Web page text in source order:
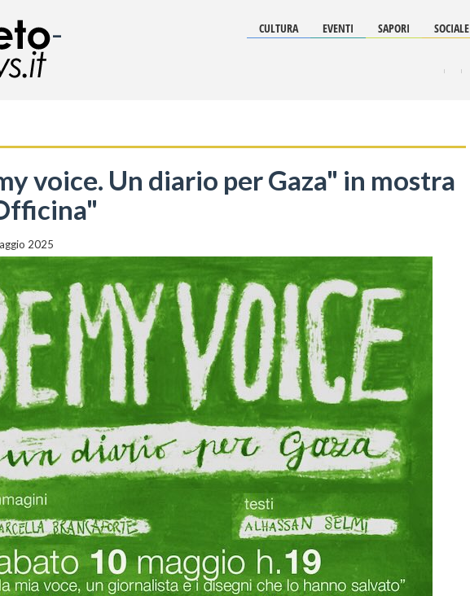
- CULTURA EVENTI SAPORI SOCIALE
voice. Un diario per Gaza" in mostra
2025